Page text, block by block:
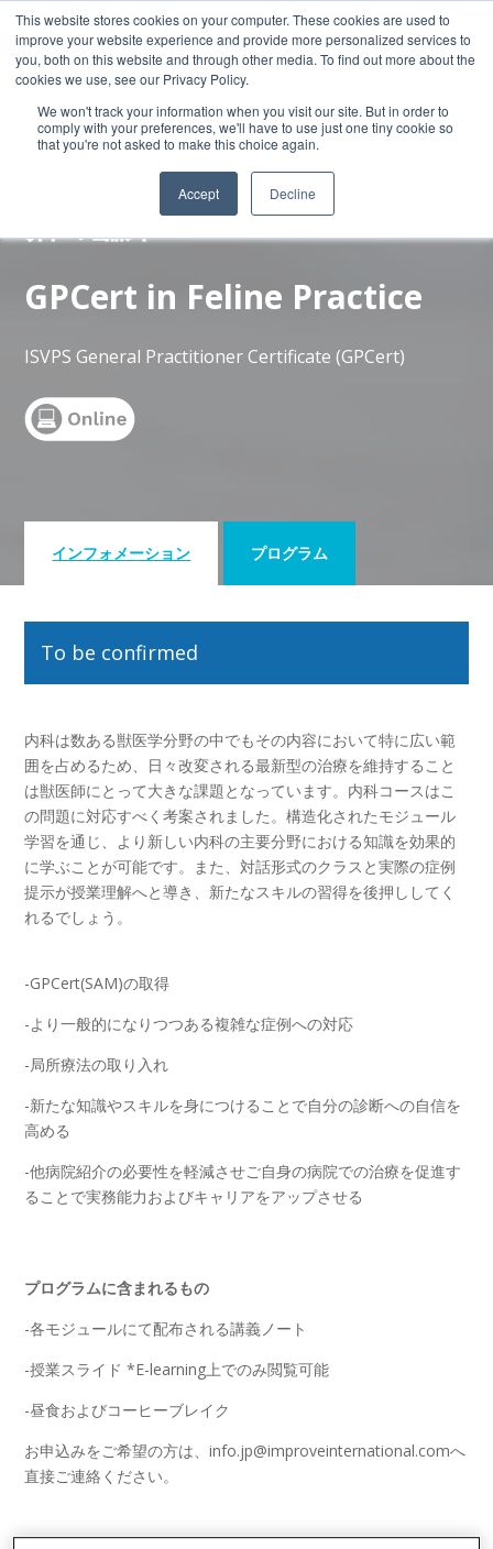
This website stores cookies on your computer. These cookies are used to
improve your website experience and provide more personalized services to
you, both on this website and through other media. To find out more about the
cookies we use, see our Privacy Policy.
We won't track your information when you visit our site. But in order to
comply with your preferences, we'll have to use just one tiny cookie so
that you're not asked to make this choice again.
Accept Decline
GPCert in Feline Practice
ISVPS General Practitioner Certificate (GPCert)
インフォメーション プログラム
To be confirmed
内科は数ある獣医学分野の中でもその内容において特に広い範
囲を占めるため、日々改変される最新型の治療を維持すること
は獣医師にとって大きな課題となっています。内科コースはこ
の問題に対応すべく考案されました。構造化されたモジュール
学習を通じ、より新しい内科の主要分野における知識を効果的
に学ぶことが可能です。また、対話形式のクラスと実際の症例
提示が授業理解へと導き、新たなスキルの習得を後押ししてく
れるでしょう。
-GPCert(SAM)の取得
-より一般的になりつつある複雑な症例への対応
-局所療法の取り入れ
-新たな知識やスキルを身につけることで自分の診断への自信を
高める
-他病院紹介の必要性を軽減させご自身の病院での治療を促進す
ることで実務能力およびキャリアをアップさせる
プログラムに含まれるもの
-各モジュールにて配布される講義ノート
-授業スライド *E-learning上でのみ閲覧可能
-昼食およびコーヒーブレイク
お申込みをご希望の方は、info.jp@improveinternational.comへ
直接ご連絡ください。